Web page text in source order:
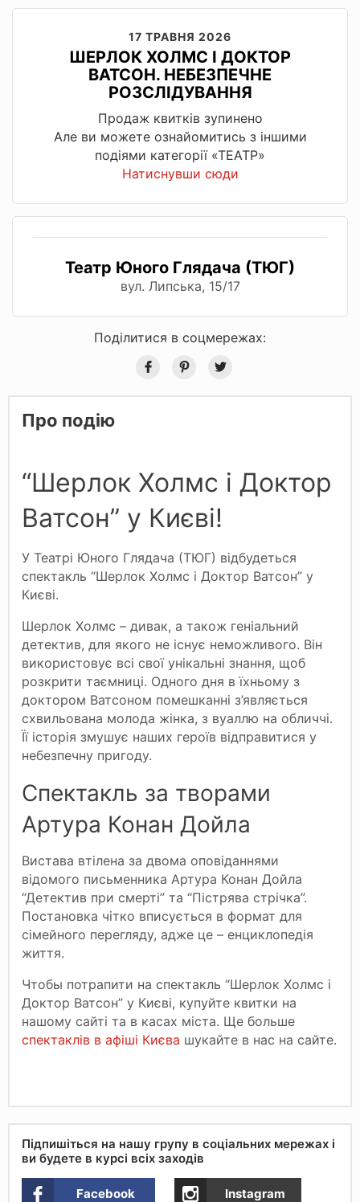
17 ТРАВНЯ 2026
ШЕРЛОК ХОЛМС І ДОКТОР
ВАТСОН. НЕБЕЗПЕЧНЕ
РОЗСЛІДУВАННЯ
Продаж квитків зупинено
Але ви можете ознайомитись з іншими
подіями категорії «ТЕАТР»
Натиснувши сюди
Театр Юного Глядача (ТЮГ)
вул. Липська, 15/17
Поділитися в соцмережах:
Про подію
“Шерлок Холмс і Доктор
Ватсон” у Києві!
У Театрі Юного Глядача (ТЮГ) відбудеться
спектакль “Шерлок Холмс і Доктор Ватсон” у
Києві.
Шерлок Холмс – дивак, а також геніальний
детектив, для якого не існує неможливого. Він
використовує всі свої унікальні знання, щоб
розкрити таємниці. Одного дня в їхньому з
доктором Ватсоном помешканні з’являється
схвильована молода жінка, з вуаллю на обличчі.
Її історія змушує наших героїв відправитися у
небезпечну пригоду.
Спектакль за творами
Артура Конан Дойла
Вистава втілена за двома оповіданнями
відомого письменника Артура Конан Дойла
“Детектив при смерті” та “Пістрява стрічка”.
Постановка чітко вписується в формат для
сімейного перегляду, адже це – енциклопедія
життя.
Чтобы потрапити на спектакль “Шерлок Холмс і
Доктор Ватсон” у Києві, купуйте квитки на
нашому сайті та в касах міста. Ще больше
спектаклів в афіші Києва шукайте в нас на сайте.
Підпишіться на нашу групу в соціальних мережах і
ви будете в курсі всіх заходів
Facebook Instagram